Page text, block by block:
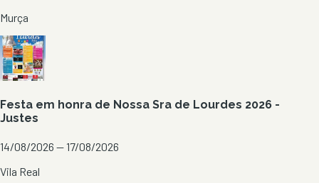
Murça
Festa em honra de Nossa Sra de Lourdes 2026 -
Justes
14/08/2026 — 17/08/2026
Vila Real